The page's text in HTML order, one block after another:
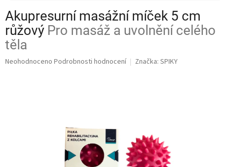
Akupresurní masážní míček 5 cm
růžový Pro masáž a uvolnění celého
těla
Průměrné
Neohodnoceno Podrobnosti hodnocení Značka: SPIKY